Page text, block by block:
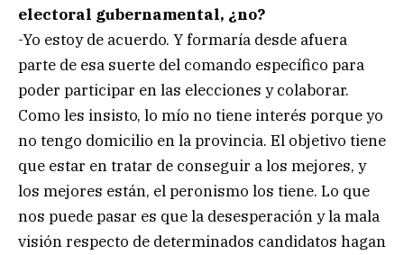
electoral gubernamental, ¿no?
-Yo estoy de acuerdo. Y formaría desde afuera
parte de esa suerte del comando específico para
poder participar en las elecciones y colaborar.
Como les insisto, lo mío no tiene interés porque yo
no tengo domicilio en la provincia. El objetivo tiene
que estar en tratar de conseguir a los mejores, y
los mejores están, el peronismo los tiene. Lo que
nos puede pasar es que la desesperación y la mala
visión respecto de determinados candidatos hagan